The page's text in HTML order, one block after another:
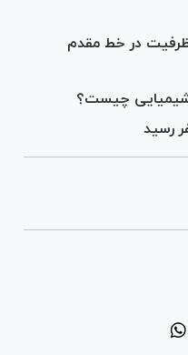
ظرفیت در خط مقدم
شیمیایی چیست؟